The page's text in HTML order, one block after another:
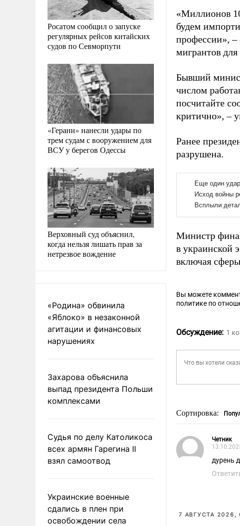
Росатом сообщил о запуске
регулярных рейсов китайских
судов по Севморпути
«Герани» нанесли удары по
трем судам с вооружением для
ВСУ у берегов Одессы
Верховный суд объяснил,
когда нельзя лишать прав за
нетрезвое вождение
«Родина» обвинила
«Яблоко» в незаконной
агитации и финансовых
нарушениях
Захарова объяснила
выпад президента Польши
комплексами
Судья по делу Католикоса
всех армян Гарегина II
взял самоотвод
Украинские военные
сдались в плен при
освобождении села
«Миллионов
будем
профессии», –
мигрантов
Бывший
числом
посчитайте
критично», –
Ранее
разрушена.
Министр
в украинской
включая
Вы можете
политике по
Обсуждение: 1
Сортировка:
Четник
дурень
7 АВГУСТА 2026,